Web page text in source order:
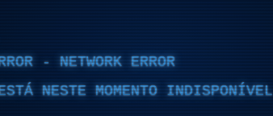
- NETWORK ERROR
NESTE MOMENTO INDISPONÍVEL